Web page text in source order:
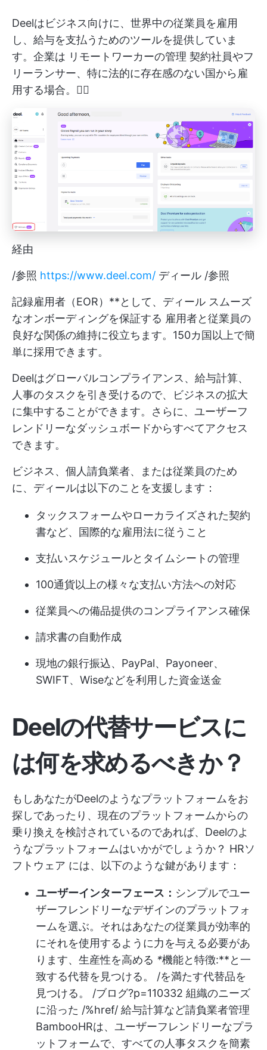
Deelはビジネス向けに、世界中の従業員を雇用
し、給与を支払うためのツールを提供していま
す。企業は リモートワーカーの管理 契約社員やフ
リーランサー、特に法的に存在感のない国から雇
用する場合。👩‍⚖️
経由
/参照 https://www.deel.com/ ディール /参照
記録雇用者（EOR）**として、ディール スムーズ
なオンボーディングを保証する 雇用者と従業員の
良好な関係の維持に役立ちます。150カ国以上で簡
単に採用できます。
Deelはグローバルコンプライアンス、給与計算、
人事のタスクを引き受けるので、ビジネスの拡大
に集中することができます。さらに、ユーザーフ
レンドリーなダッシュボードからすべてアクセス
できます。
ビジネス、個人請負業者、または従業員のため
に、ディールは以下のことを支援します：
タックスフォームやローカライズされた契約
書など、国際的な雇用法に従うこと
支払いスケジュールとタイムシートの管理
100通貨以上の様々な支払い方法への対応
従業員への備品提供のコンプライアンス確保
請求書の自動作成
現地の銀行振込、PayPal、Payoneer、
SWIFT、Wiseなどを利用した資金送金
Deelの代替サービスに
は何を求めるべきか？
もしあなたがDeelのようなプラットフォームをお
探しであったり、現在のプラットフォームからの
乗り換えを検討されているのであれば、Deelのよ
うなプラットフォームはいかがでしょうか？ HRソ
フトウェア には、以下のような鍵があります：
ユーザーインターフェース： シンプルでユー
ザーフレンドリーなデザインのプラットフォ
ームを選ぶ。それはあなたの従業員が効率的
にそれを使用するように力を与える必要があ
ります、 生産性を高める *機能と特徴:**と一
致する代替を見つける。 /を満たす代替品を
見つける。 /ブログ?p=110332 組織のニーズ
に沿った /%href/ 給与計算など請負業者管理
BambooHRは、ユーザーフレンドリーなプラ
ットフォームで、すべての人事タスクを簡素